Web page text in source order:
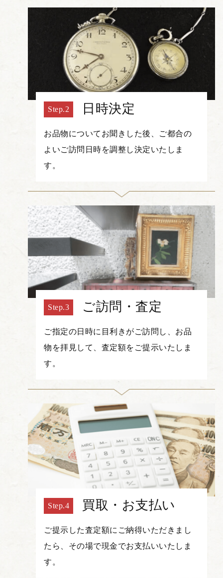
日時決定
お品物についてお聞きした後、ご都合の
よいご訪問日時を調整し決定いたしま
す。
ご訪問・査定
ご指定の日時に目利きがご訪問し、お品
物を拝見して、査定額をご提示いたしま
す。
買取・お支払い
ご提示した査定額にご納得いただきまし
たら、その場で現金でお支払いいたしま
す。